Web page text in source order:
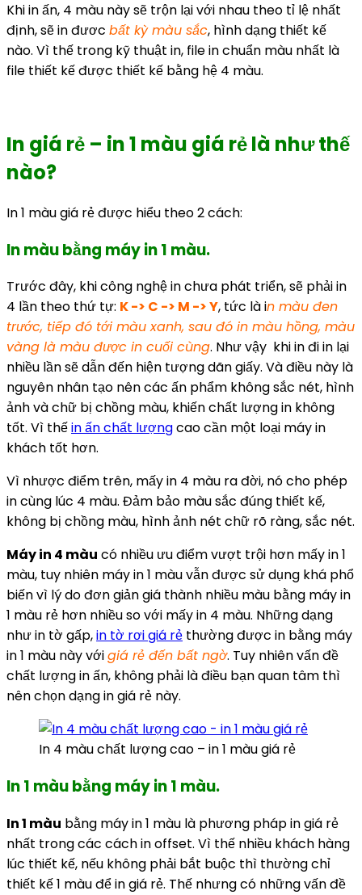
Khi in ấn, 4 màu này sẽ trộn lại với nhau theo tỉ lệ nhất
định, sẽ in đươc bất kỳ màu sắc, hình dạng thiết kế
nào. Vì thế trong kỹ thuật in, file in chuẩn màu nhất là
file thiết kế được thiết kế bằng hệ 4 màu.
In giá rẻ – in 1 màu giá rẻ là như thế
nào?
In 1 màu giá rẻ được hiểu theo 2 cách:
In màu bằng máy in 1 màu.
Trước đây, khi công nghệ in chưa phát triển, sẽ phải in
4 lần theo thứ tự: K -> C -> M -> Y, tức là in màu đen
trước, tiếp đó tới màu xanh, sau đó in màu hồng, màu
vàng là màu được in cuối cùng. Như vậy khi in đi in lại
nhiều lần sẽ dẫn đến hiện tượng dãn giấy. Và điều này là
nguyên nhân tạo nên các ấn phẩm không sắc nét, hình
ảnh và chữ bị chồng màu, khiến chất lượng in không
tốt. Vì thếin ấn chất lượngcao cần một loại máy in
khách tốt hơn.
Vì nhược điểm trên, mấy in 4 màu ra đời, nó cho phép
in cùng lúc 4 màu. Đảm bảo màu sắc đúng thiết kế,
không bị chồng màu, hình ảnh nét chữ rõ ràng, sắc nét.
Máy in 4 màu có nhiều ưu điểm vượt trội hơn mấy in 1
màu, tuy nhiên máy in 1 màu vẫn được sử dụng khá phổ
biến vì lý do đơn giản giá thành nhiều màu bằng máy in
1 màu rẻ hơn nhiều so với mấy in 4 màu. Những dạng
như in tờ gấp,in tờ rơi giá rẻ thường được in bằng máy
in 1 màu này vớigiá rẻ đến bất ngờ. Tuy nhiên vấn đề
chất lượng in ấn, không phải là điều bạn quan tâm thì
nên chọn dạng in giá rẻ này.
In 4 màu chất lượng cao – in 1 màu giá rẻ
In 1 màu bằng máy in 1 màu.
In 1 màu bằng máy in 1 màu là phương pháp in giá rẻ
nhất trong các cách in offset. Vì thế nhiều khách hàng
lúc thiết kế, nếu không phải bắt buộc thì thường chỉ
thiết kế 1 màu để in giá rẻ. Thế nhưng có những vấn đề